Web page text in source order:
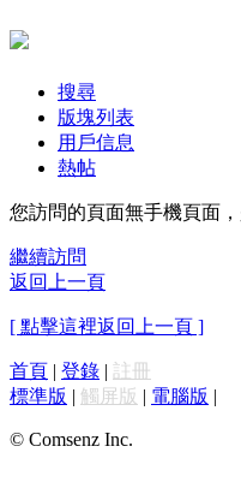
搜尋
版塊列表
用戶信息
熱帖
您訪問的頁面無手機頁面
繼續訪問
返回上一頁
[ 點擊這裡返回上一頁 ]
首頁 | 登錄 | 註冊
標準版 | 觸屏版 | 電腦版 |
© Comsenz Inc.